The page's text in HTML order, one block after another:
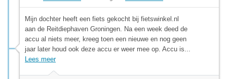
Mijn dochter heeft een fiets gekocht bij fietswinkel.nl
aan de Reitdiephaven Groningen. Na een week deed de
accu al niets meer, kreeg toen een nieuwe en nog geen
jaar later houd ook deze accu er weer mee op. Accu is...
Lees meer